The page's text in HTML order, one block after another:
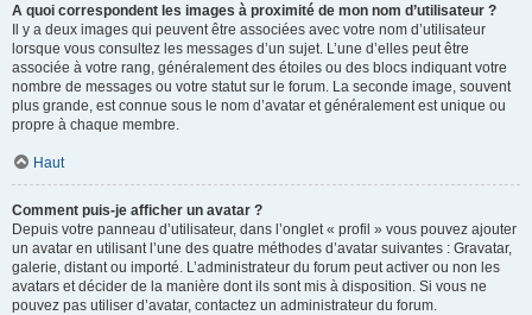
A quoi correspondent les images à proximité de mon nom d’utilisateur ?
Il y a deux images qui peuvent être associées avec votre nom d’utilisateur
lorsque vous consultez les messages d’un sujet. L’une d’elles peut être
associée à votre rang, généralement des étoiles ou des blocs indiquant votre
nombre de messages ou votre statut sur le forum. La seconde image, souvent
plus grande, est connue sous le nom d’avatar et généralement est unique ou
propre à chaque membre.
Haut
Comment puis-je afficher un avatar ?
Depuis votre panneau d’utilisateur, dans l’onglet « profil » vous pouvez ajouter
un avatar en utilisant l’une des quatre méthodes d’avatar suivantes : Gravatar,
galerie, distant ou importé. L’administrateur du forum peut activer ou non les
avatars et décider de la manière dont ils sont mis à disposition. Si vous ne
pouvez pas utiliser d’avatar, contactez un administrateur du forum.